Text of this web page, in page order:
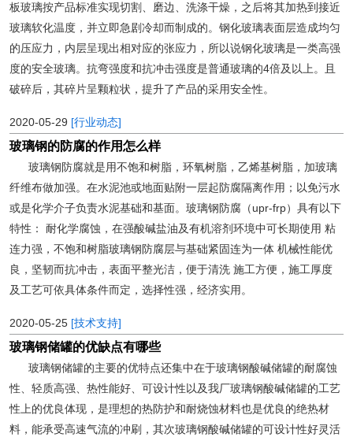
板玻璃按产品标准实现切割、磨边、洗涤干燥，之后将其加热到接近
玻璃软化温度，并立即急剧冷却而制成的。钢化玻璃表面层造成均匀
的压应力，内层呈现出相对应的张应力，所以说钢化玻璃是一类高强
度的安全玻璃。抗弯强度和抗冲击强度是普通玻璃的4倍及以上。且
破碎后，其碎片呈颗粒状，提升了产品的采用安全性。
2020-05-29 [行业动态]
玻璃钢的防腐的作用怎么样
玻璃钢防腐就是用不饱和树脂，环氧树脂，乙烯基树脂，加玻璃
纤维布做加强。在水泥池或地面贴附一层起防腐隔离作用；以免污水
或是化学介子负责水泥基础和基面。玻璃钢防腐（upr-frp）具有以下
特性： 耐化学腐蚀，在强酸碱盐油及有机溶剂环境中可长期使用 粘
连力强，不饱和树脂玻璃钢防腐层与基础紧固连为一体 机械性能优
良，坚韧而抗冲击，表面平整光洁，便于清洗 施工方便，施工厚度
及工艺可依具体条件而定，选择性强，经济实用。
2020-05-25 [技术支持]
玻璃钢储罐的优缺点有哪些
玻璃钢储罐的主要的优特点还集中在于玻璃钢酸碱储罐的耐腐蚀
性、轻质高强、热性能好、可设计性以及我厂玻璃钢酸碱储罐的工艺
性上的优良体现，是理想的热防护和耐烧蚀材料也是优良的绝热材
料，能承受高速气流的冲刷，其次玻璃钢酸碱储罐的可设计性好灵活